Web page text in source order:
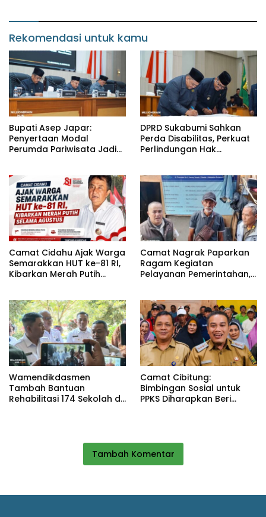
Rekomendasi untuk kamu
Bupati Asep Japar:
Penyertaan Modal
Perumda Pariwisata Jadi
DPRD Sukabumi Sahkan
Perda Disabilitas, Perkuat
Perlindungan Hak
Camat Cidahu Ajak Warga
Semarakkan HUT ke-81 RI,
Kibarkan Merah Putih
Camat Nagrak Paparkan
Ragam Kegiatan
Pelayanan Pemerintahan,
Wamendikdasmen
Tambah Bantuan
Rehabilitasi 174 Sekolah di
Camat Cibitung:
Bimbingan Sosial untuk
PPKS Diharapkan Beri
Tambah Komentar